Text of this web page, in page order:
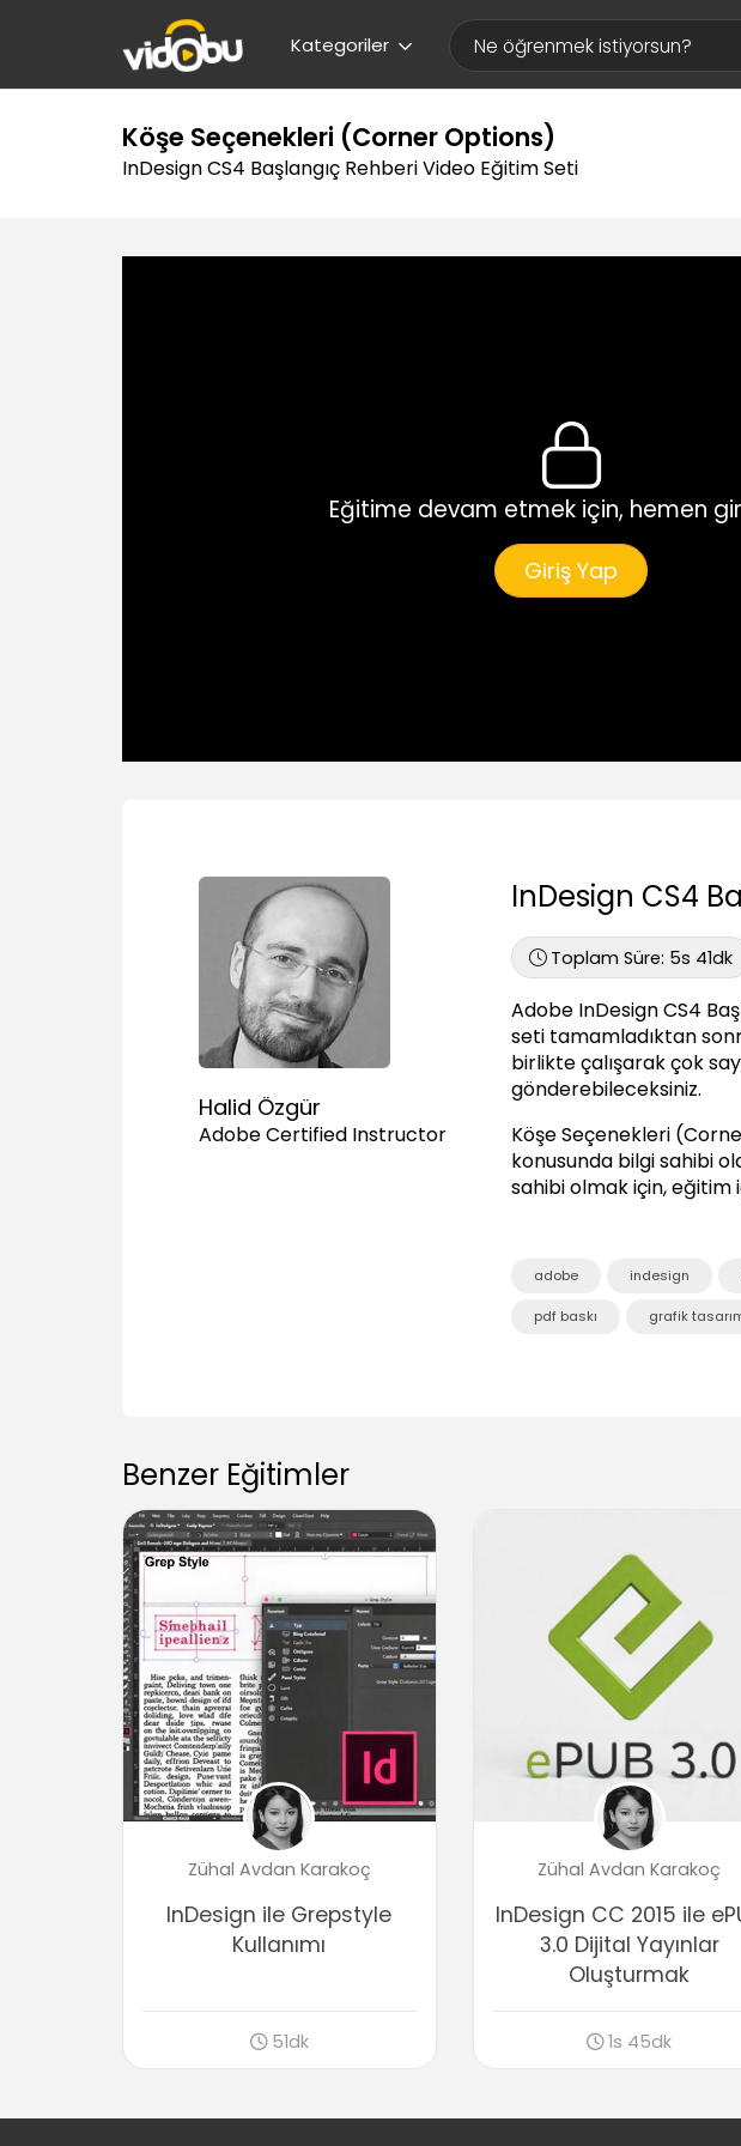
Kategoriler
Köşe Seçenekleri (Corner Options)
InDesign CS4 Başlangıç Rehberi Video Eğitim Seti
Eğitime devam etmek için, hemen
Giriş Yap
Halid Özgür
Adobe Certified Instructor
InDesign CS4
Toplam Süre: 5s 41dk
Adobe InDesign CS4
seti tamamladıktan
birlikte çalışarak çok
gönderebileceksiniz.
Köşe Seçenekleri
konusunda bilgi sahibi
sahibi olmak için, eğitim
adobe indesign
pdf baskı grafik
Benzer Eğitimler
Zühal Avdan Karakoç
InDesign ile Grepstyle
Kullanımı
51dk
Zühal Avdan Karakoç
InDesign CC 2015 ile
3.0 Dijital Yayınlar
Oluşturmak
1s 45dk